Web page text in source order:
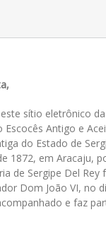
sítio eletrônico
Escocês Antigo e
do Estado de
1872, em Aracaju,
de Sergipe Del Rey
Dom João VI, no
e faz